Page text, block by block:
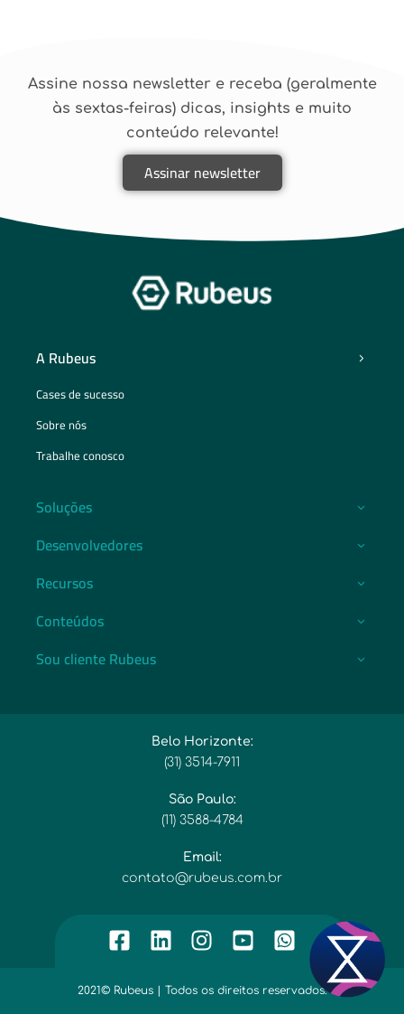
Assine nossa newsletter e receba (geralmente
às sextas-feiras) dicas, insights e muito
conteúdo relevante!
Assinar newsletter
A Rubeus
Cases de sucesso
Sobre nós
Trabalhe conosco
Soluções
Desenvolvedores
Recursos
Conteúdos
Sou cliente Rubeus
Belo Horizonte:
(31) 3514-7911​
São Paulo:
(11) 3588-4784​
Email:​
contato@rubeus.com.br​
2021© Rubeus | Todos os direitos reservados.